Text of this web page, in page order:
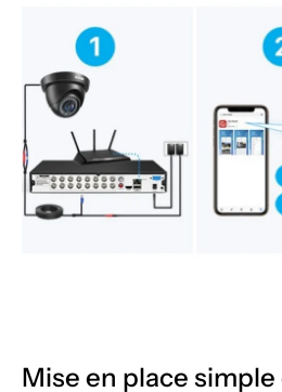
Mise en place